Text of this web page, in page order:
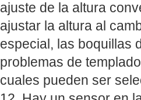
ajuste de la altura
ajustar la altura al
especial, las boquillas
problemas de
cuales pueden ser